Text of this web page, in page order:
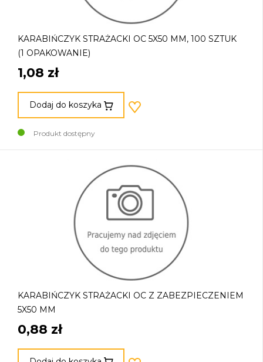
KARABIŃCZYK STRAŻACKI OC 5X50 MM, 100 SZTUK
(1 OPAKOWANIE)
1,08 zł
Dodaj do koszyka
Produkt dostępny
KARABIŃCZYK STRAŻACKI OC Z ZABEZPIECZENIEM
5X50 MM
0,88 zł